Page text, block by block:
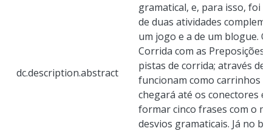
dc.description.abstract
gramatical, e, para isso, foi
de duas atividades
um jogo e a de um blogue.
Corrida com as
pistas de corrida; através de
funcionam como carrinhos
chegará até os conectores e,
formar cinco frases com o
desvios gramaticais. Já no